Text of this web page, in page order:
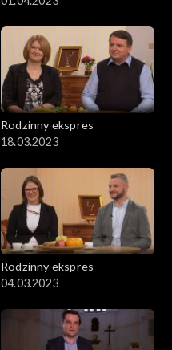
Rodzinny ekspres
18.03.2023
Rodzinny ekspres
04.03.2023